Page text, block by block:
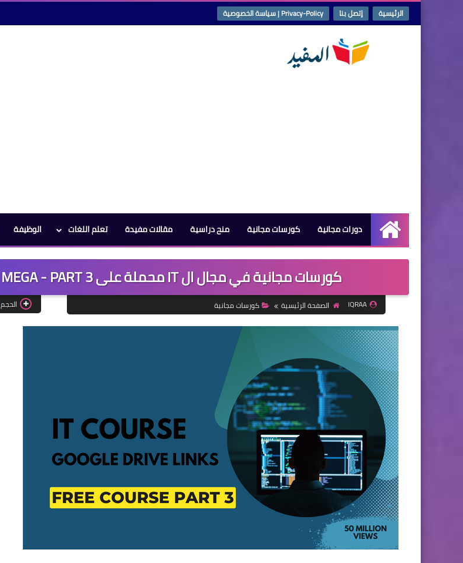
الرئيسية إتصل بنا Privacy-Policy | سياسة الخصوصية
الرئيسية
دورات مجانية كورسات مجانية منح دراسية مقالات مفيدة تعلم اللغات الوظيفة
كورسات مجانية في مجال ال IT محملة على MEGA - PART 3
IQRAA الصفحة الرئيسية كورسات مجانية الحجم